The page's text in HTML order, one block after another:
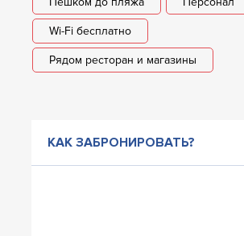
Wi-Fi бесплатно
Рядом ресторан и магазины
КАК ЗАБРОНИРОВАТЬ?